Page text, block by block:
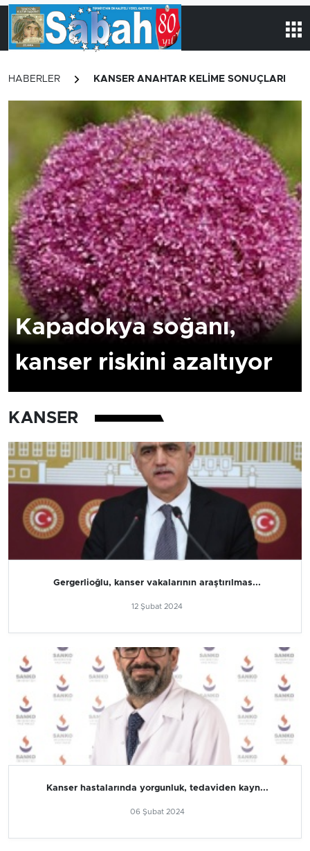
HABERLER KANSER ANAHTAR KELİME SONUÇLARI
Kapadokya soğanı,
kanser riskini azaltıyor
KANSER
Gergerlioğlu, kanser vakalarının araştırılmas...
12 Şubat 2024
Kanser hastalarında yorgunluk, tedaviden kayn...
06 Şubat 2024